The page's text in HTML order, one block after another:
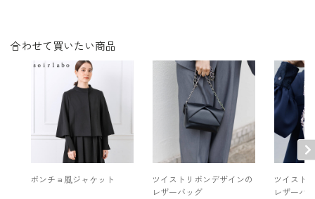
表地：ポリエステル100％（フィルムジョーゼット）×
レーヨン58％ ナイロン41％ ポリエステル1％（ラメ
レース）
裏地：ポリエステル100％
洗濯方法：クリーニング
フロントオープンタイプ
※モデル着用：
1407800-00
合わせて買いたい商品
ポンチョ風ジャケット
ツイストリボンデザインの
レザーバッグ
ツイスト
レザーバ